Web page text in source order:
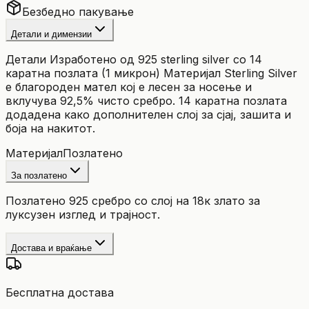
Безбедно пакување
Детали и димензии
Детали Изработено од 925 sterling silver со 14
каратна позлата (1 микрон) Материјал Sterling Silver
е благороден мател кој е лесен за носење и
вклучува 92,5% чисто сребро. 14 каратна позлата
додадена како дополнителен слој за сјај, зашита и
боја на накитот.
МатеријалПозлатено
За позлатено
Позлатено 925 сребро со слој на 18к злато за
луксузен изглед и трајност.
Достава и враќање
Бесплатна достава